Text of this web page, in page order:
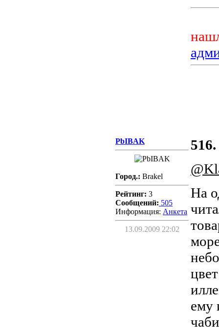
PbIBAK
Город.: Brakel
Рейтинг: 3
Сообщений: 505
Информация: Aнкета
13.09.2009 22:02
516.
На
ему